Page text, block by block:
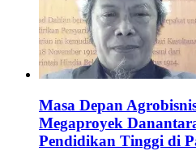
Masa Depan
Megaproyek
Pendidikan Tinggi di